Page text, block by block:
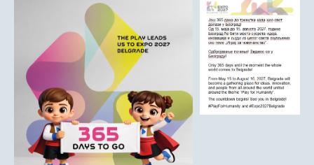
Јавна предузећа
ДРУШТВО
Образовање
Здравствена заштита
Културни живот
Социјална заштита
Спорт
Удружењa